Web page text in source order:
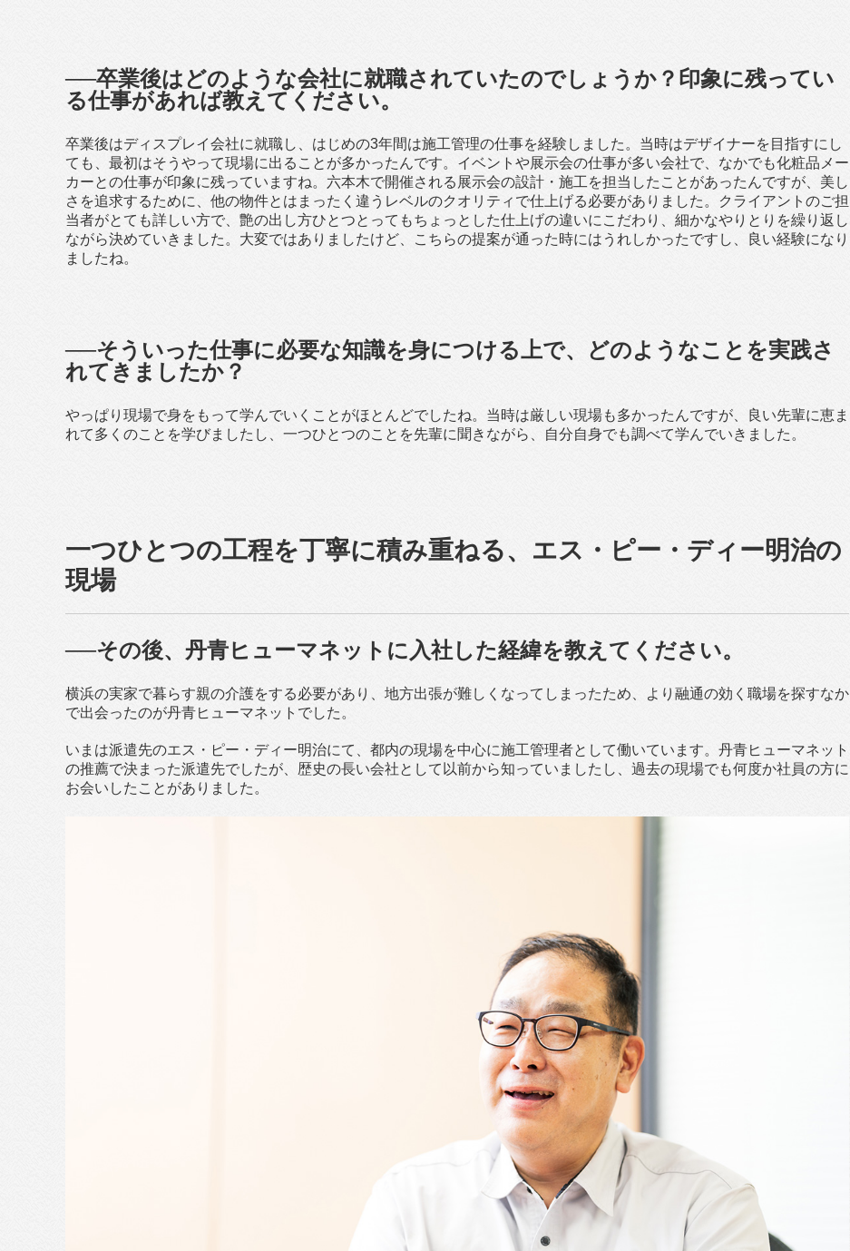
──卒業後はどのような会社に就職されていたのでしょうか？印象に残ってい
る仕事があれば教えてください。
卒業後はディスプレイ会社に就職し、はじめの3年間は施工管理の仕事を経験しました。当時はデザイナーを目指すにし
ても、最初はそうやって現場に出ることが多かったんです。イベントや展示会の仕事が多い会社で、なかでも化粧品メー
カーとの仕事が印象に残っていますね。六本木で開催される展示会の設計・施工を担当したことがあったんですが、美し
さを追求するために、他の物件とはまったく違うレベルのクオリティで仕上げる必要がありました。クライアントのご担
当者がとても詳しい方で、艶の出し方ひとつとってもちょっとした仕上げの違いにこだわり、細かなやりとりを繰り返し
ながら決めていきました。大変ではありましたけど、こちらの提案が通った時にはうれしかったですし、良い経験になり
ましたね。
──そういった仕事に必要な知識を身につける上で、どのようなことを実践さ
れてきましたか？
やっぱり現場で身をもって学んでいくことがほとんどでしたね。当時は厳しい現場も多かったんですが、良い先輩に恵ま
れて多くのことを学びましたし、一つひとつのことを先輩に聞きながら、自分自身でも調べて学んでいきました。
一つひとつの工程を丁寧に積み重ねる、エス・ピー・ディー明治の
現場
──その後、丹青ヒューマネットに入社した経緯を教えてください。
横浜の実家で暮らす親の介護をする必要があり、地方出張が難しくなってしまったため、より融通の効く職場を探すなか
で出会ったのが丹青ヒューマネットでした。
いまは派遣先のエス・ピー・ディー明治にて、都内の現場を中心に施工管理者として働いています。丹青ヒューマネット
の推薦で決まった派遣先でしたが、歴史の長い会社として以前から知っていましたし、過去の現場でも何度か社員の方に
お会いしたことがありました。